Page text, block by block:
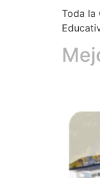
Toda la